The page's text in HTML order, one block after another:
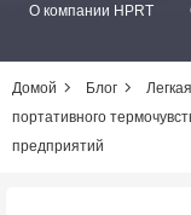
О компании HPRT
Домой Блог
портативного
предприятий